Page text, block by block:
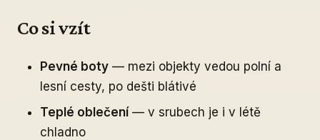
Co si vzít
Pevné boty — mezi objekty vedou polní a
lesní cesty, po dešti blátivé
Teplé oblečení— v srubech je i v létě
chladno